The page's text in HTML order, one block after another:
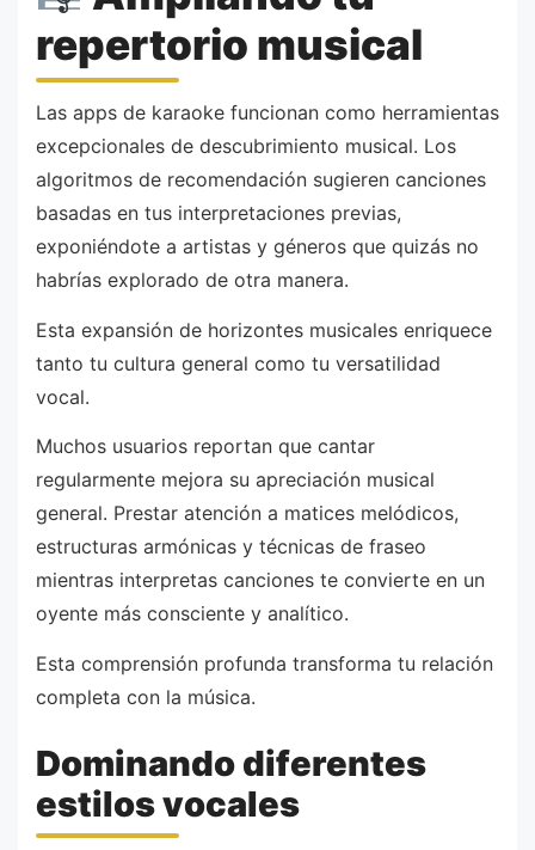
repertorio musical
Las apps de karaoke funcionan como herramientas
excepcionales de descubrimiento musical. Los
algoritmos de recomendación sugieren canciones
basadas en tus interpretaciones previas,
exponiéndote a artistas y géneros que quizás no
habrías explorado de otra manera.
Esta expansión de horizontes musicales enriquece
tanto tu cultura general como tu versatilidad
vocal.
Muchos usuarios reportan que cantar
regularmente mejora su apreciación musical
general. Prestar atención a matices melódicos,
estructuras armónicas y técnicas de fraseo
mientras interpretas canciones te convierte en un
oyente más consciente y analítico.
Esta comprensión profunda transforma tu relación
completa con la música.
Dominando diferentes
estilos vocales